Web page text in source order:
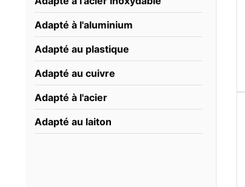
Adapté à l'aluminium
Adapté au plastique
Adapté au cuivre
Adapté à l'acier
Adapté au laiton